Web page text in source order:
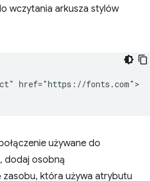
wczytania arkusza stylów
href="https://fonts.com">
używane do
dodaj osobną
zasobu, która używa atrybutu